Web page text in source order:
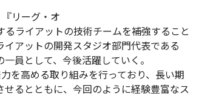
リーグ・オ
ライアットの技術チームを補強すること
アットの開発スタジオ部門代表である
員として、今後活躍していく。
を高める取り組みを行っており、長い期
るとともに、今回のように経験豊富なス